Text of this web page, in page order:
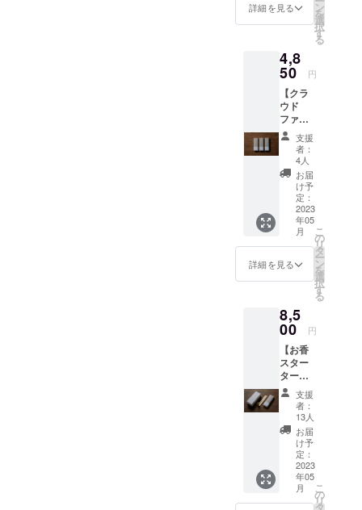
の場所
ただき
ますよ
うお願
い致し
ます。
※下記を
合計し
たお値
す。
①itoma
×2箱 販
売予定
価格の
15％OF
F =
¥2,992
（税
込） ②
送料630
円（税
込） ※
直射日
光や高
温多湿
の場所
ただき
ますよ
うお願
い致し
ます。
詳細を見る ン
を
選
択
す
る
4,8
50 円
【クラ
ウド
ファン
ディン
グ限定
価格
20％OF
F】 ●遊
香堂
itoma
30本
(20g)入
り × 3箱
※下記を
合計し
たお値
す。
①itoma
×3箱 販
売予定
価格の
20％OF
F =
¥4,224
（税
込） ②
送料630
円（税
込） ※
直射日
光や高
温多湿
支援
者：
4人
お届
け予
定：
2023
年05
月
詳細を見る
こ
の
リ
タ
ー
ン
を
選
択
す
る
8,5
00 円
【お香
スター
ター
セッ
ト】
itoma＋
お香立
（FLOC
CUS）
セット
●遊香
堂
支援
者：
13人
お届
け予
定：
2023
年05
月
こ
の
リ